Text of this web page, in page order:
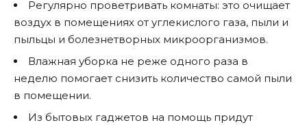
Регулярно проветривать комнаты: это очищает
воздух в помещениях от углекислого газа, пыли и
пыльцы и болезнетворных микроорганизмов.
Влажная уборка не реже одного раза в
неделю помогает снизить количество самой пыли
в помещении.
Из бытовых гаджетов на помощь придут